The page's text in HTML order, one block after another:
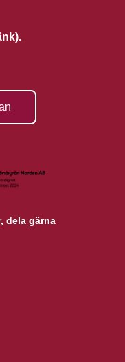
dela gärna